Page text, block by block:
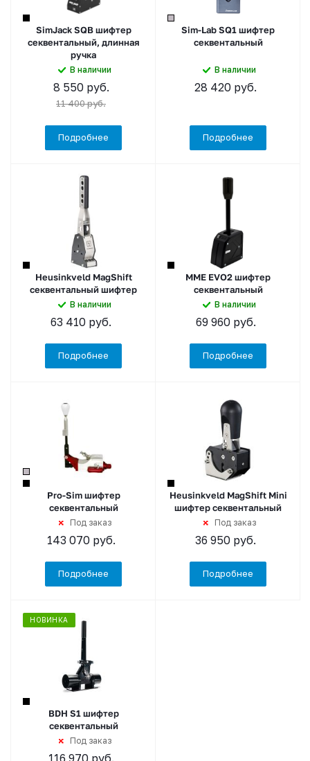
SimJack SQB шифтер
секвентальный, длинная
ручка
В наличии
8 550руб.
11 400руб.
Подробнее
Sim-Lab SQ1 шифтер
секвентальный
В наличии
28 420 руб.
Подробнее
Heusinkveld MagShift
секвентальный шифтер
В наличии
63 410 руб.
Подробнее
MME EVO2 шифтер
секвентальный
В наличии
69 960руб.
Подробнее
Pro-Sim шифтер
секвентальный
Под заказ
143 070руб.
Подробнее
Heusinkveld MagShift Mini
шифтер секвентальный
Под заказ
36 950 руб.
Подробнее
НОВИНКА
BDH S1 шифтер
секвентальный
Под заказ
116 970руб.